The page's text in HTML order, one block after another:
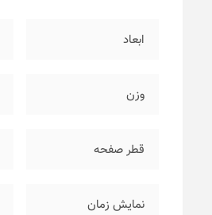
ابعاد
وزن
قطر صفحه
نمایش زمان